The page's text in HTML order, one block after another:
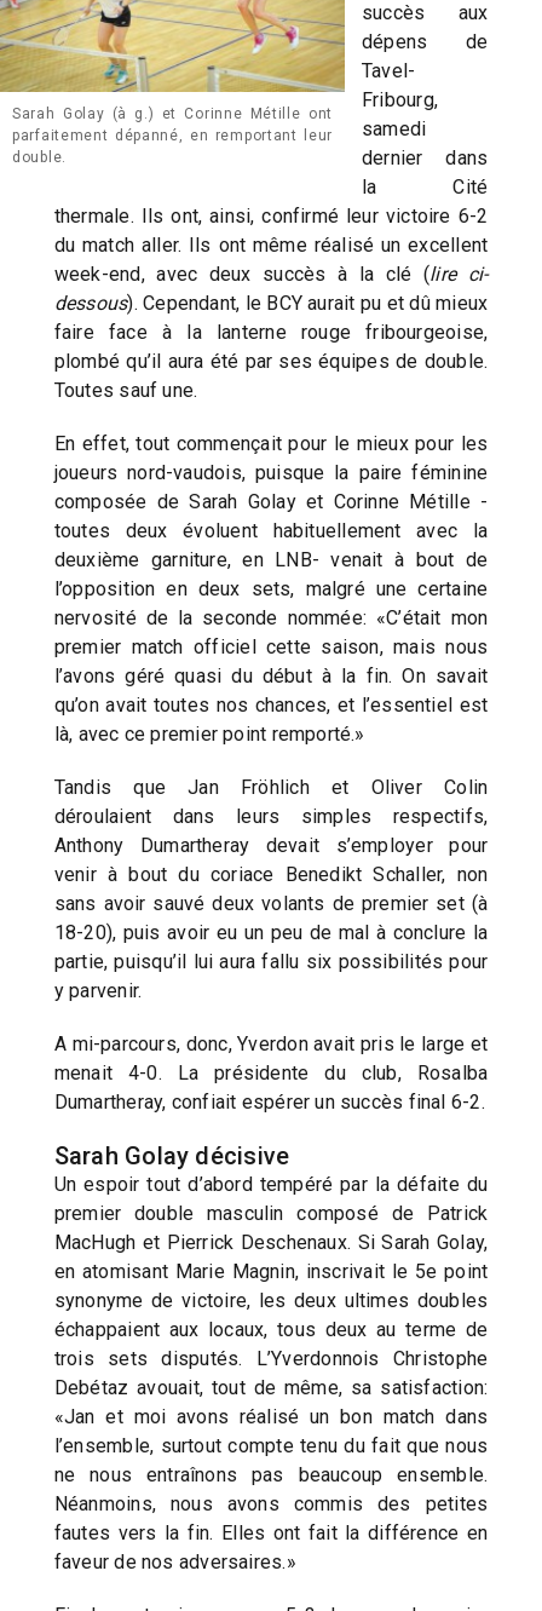
Sarah Golay (à g.) et Corinne Métille ont
parfaitement dépanné, en remportant leur
double.
succès aux
dépens de
Tavel-
Fribourg,
samedi
dernier dans
la Cité
thermale. Ils ont, ainsi, confirmé leur victoire 6-2
du match aller. Ils ont même réalisé un excellent
week-end, avec deux succès à la clé (lire ci-
dessous). Cependant, le BCY aurait pu et dû mieux
faire face à la lanterne rouge fribourgeoise,
plombé qu’il aura été par ses équipes de double.
Toutes sauf une.
En effet, tout commençait pour le mieux pour les
joueurs nord-vaudois, puisque la paire féminine
composée de Sarah Golay et Corinne Métille -
toutes deux évoluent habituellement avec la
deuxième garniture, en LNB- venait à bout de
l’opposition en deux sets, malgré une certaine
nervosité de la seconde nommée: «C’était mon
premier match officiel cette saison, mais nous
l’avons géré quasi du début à la fin. On savait
qu’on avait toutes nos chances, et l’essentiel est
là, avec ce premier point remporté.»
Tandis que Jan Fröhlich et Oliver Colin
déroulaient dans leurs simples respectifs,
Anthony Dumartheray devait s’employer pour
venir à bout du coriace Benedikt Schaller, non
sans avoir sauvé deux volants de premier set (à
18-20), puis avoir eu un peu de mal à conclure la
partie, puisqu’il lui aura fallu six possibilités pour
y parvenir.
A mi-parcours, donc, Yverdon avait pris le large et
menait 4-0. La présidente du club, Rosalba
Dumartheray, confiait espérer un succès final 6-2.
Sarah Golay décisive
Un espoir tout d’abord tempéré par la défaite du
premier double masculin composé de Patrick
MacHugh et Pierrick Deschenaux. Si Sarah Golay,
en atomisant Marie Magnin, inscrivait le 5e point
synonyme de victoire, les deux ultimes doubles
échappaient aux locaux, tous deux au terme de
trois sets disputés. L’Yverdonnois Christophe
Debétaz avouait, tout de même, sa satisfaction:
«Jan et moi avons réalisé un bon match dans
l’ensemble, surtout compte tenu du fait que nous
ne nous entraînons pas beaucoup ensemble.
Néanmoins, nous avons commis des petites
fautes vers la fin. Elles ont fait la différence en
faveur de nos adversaires.»